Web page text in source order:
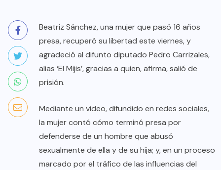
Beatriz Sánchez, una mujer que pasó 16 años
presa, recuperó su libertad este viernes, y
agradeció al difunto diputado Pedro Carrizales,
alias ‘El Mijis’, gracias a quien, afirma, salió de
prisión.
Mediante un video, difundido en redes sociales,
la mujer contó cómo terminó presa por
defenderse de un hombre que abusó
sexualmente de ella y de su hija; y, en un proceso
marcado por el tráfico de las influencias del